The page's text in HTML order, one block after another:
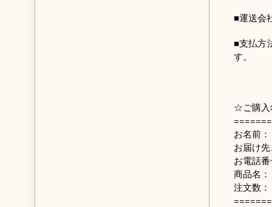
■運送会
■支払方
す。
☆ご購入
お名前：
お届け
お電話
商品名：
注文数：